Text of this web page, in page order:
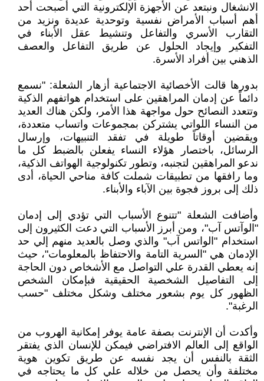
الانشغال ونبتعد عن الأجهزة الإلكترونية التي أصبحت أحد
أهم أسباب الأمراض نفسية وتوحدية عديدة ونزيد من
التقارب الأسري والتفاعل وتنشيط عقل الأبناء في
التفكير وإيجاد الحلول عن طريق التفاعل والعصف
الذهني بين أفراد الأسرة.
بدورها قالت الأخصائية الاجتماعية أزهار الشعلة: "نسمع
دائماً عن إدمان المراهقين على استخدام هواتفهم الذكية
وتتعدد النصائح حول مواجهة هذا الأمر، ولكن هناك العديد
من النساء اللواتي يشتركن بمجموعات واتساب متعددة،
ويقضين أوقاتاً طويلة في تفقد التنبيهات، وإرسال
الرسائل، باختصار هؤلاء النساء يفعلن بالضبط كل ما
ندعو المراهقين لتجنبه، وتطور تكنولوجية الهواتف الذكية،
وما رافقها من تطبيقات شملت كافة مناحي الحياة، أدى
ذلك إلى بروز فجوة بين الآباء والأبناء.
وأضافت الشعلة "تتنوع الأسباب التي تؤدي إلى إدمان
"الوآتس آب"، ومن أبرز الأسباب التي دعت الكثيرون إلى
استخدام "الواتس آب" والذي وصل بالعديد منهم إلي حد
الإدمان هي "السرية التامة والاحتفاظ بالمعلومات"، حيث
إنه يعطي القدرة علي التواصل مع الأشخاص دون الحاجة
إلى التفاصيل الشخصية الحقيقية فبإمكان الشخص
الظهور كل يوم بشعور مختلف وشكل مختلف "حسب
الرغبة".
وأكدت أن الإنترنت بصفة عامة يوفر إمكانية الهروب من
الواقع إلى العالم الافتراضي فيمكن للإنسان الذي يفتقر
الثقة بالنفس أن يجد نفسه عن طريق تكوين هوية
مختلفة وأن يحصل من خلاله علي كل ما يحتاجه في